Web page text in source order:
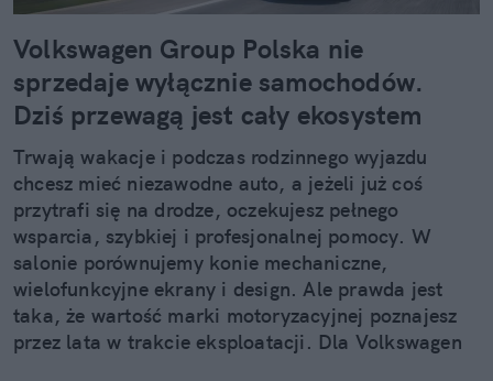
Volkswagen Group Polska nie
sprzedaje wyłącznie samochodów.
Dziś przewagą jest cały ekosystem
Trwają wakacje i podczas rodzinnego wyjazdu
chcesz mieć niezawodne auto, a jeżeli już coś
przytrafi się na drodze, oczekujesz pełnego
wsparcia, szybkiej i profesjonalnej pomocy. W
salonie porównujemy konie mechaniczne,
wielofunkcyjne ekrany i design. Ale prawda jest
taka, że wartość marki motoryzacyjnej poznajesz
przez lata w trakcie eksploatacji. Dla Volkswagen